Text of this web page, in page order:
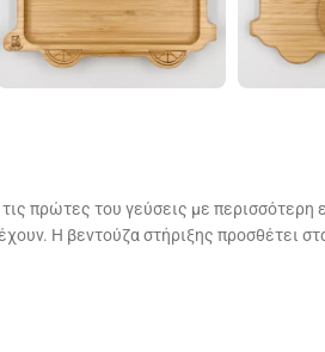
πρώτες του γεύσεις με
Η βεντούζα στήριξης προσθέτει